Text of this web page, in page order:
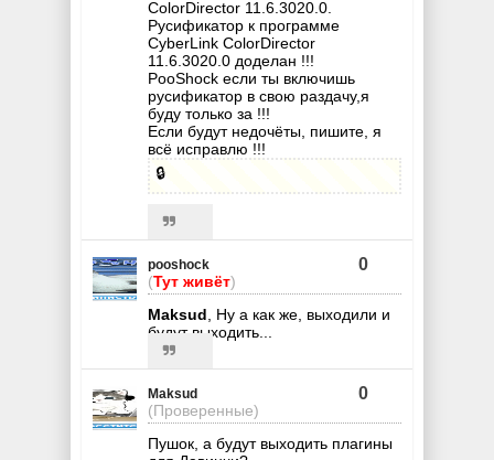
ColorDirector 11.6.3020.0.
Русификатор к программе
CyberLink ColorDirector
11.6.3020.0 доделан !!!
PooShock если ты включишь
русификатор в свою раздачу,я
буду только за !!!
Если будут недочёты, пишите, я
всё исправлю !!!
🔒
pooshock
(Тут живёт)
0
Maksud , Ну а как же, выходили и
будут выходить...
Maksud
(Проверенные)
0
Пушок, а будут выходить плагины